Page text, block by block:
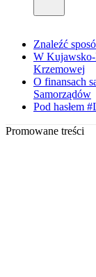
Znaleźć
W
Krzemowej
O finansach
Samorządów
Pod hasłem
Promowane treści